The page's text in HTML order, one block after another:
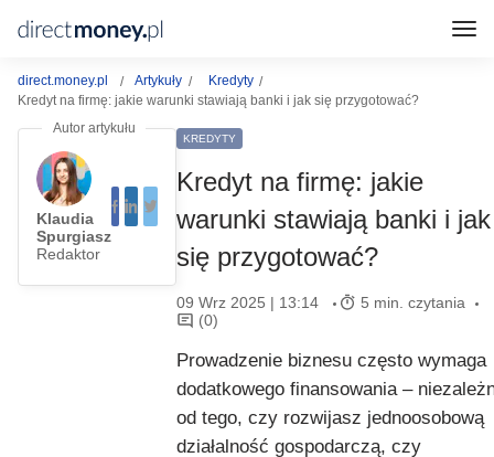
direct.money.pl Artykuły
Kredyty
Kredyt na firmę: jakie warunki stawiają banki i jak się przygotować?
Klaudia
Spurgiasz
Redaktor
KREDYTY
Kredyt na firmę: jakie
warunki stawiają banki i jak
się przygotować?
09 Wrz 2025 | 13:14
5 min. czytania
(0)
Prowadzenie biznesu często wymaga
dodatkowego finansowania –
od tego, czy rozwijasz jednoosobową
działalność gospodarczą, czy